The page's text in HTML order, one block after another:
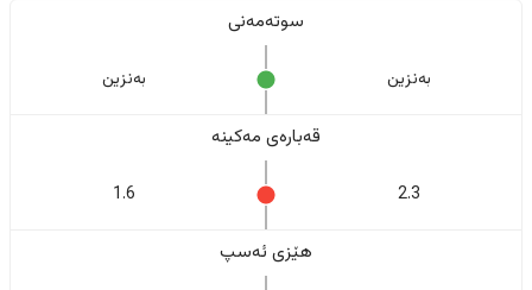
سوتەمەنی
بەنزین بەنزین
قەبارەی مەکینە
2.3
1.6
هێزی ئەسپ